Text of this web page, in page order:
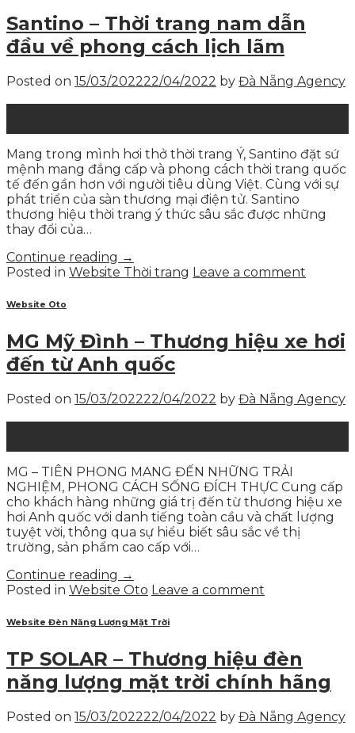
Santino – Thời trang nam dẫn
đầu về phong cách lịch lãm
Posted on 15/03/202222/04/2022 by Đà Nẵng Agency
Mang trong mình hơi thở thời trang Ý, Santino đặt sứ
mệnh mang đẳng cấp và phong cách thời trang quốc
tế đến gần hơn với người tiêu dùng Việt. Cùng với sự
phát triển của sàn thương mại điện tử. Santino
thương hiệu thời trang ý thức sâu sắc được những
thay đổi của…
Continue reading →
Posted in Website Thời trang Leave a comment
Website Oto
MG Mỹ Đình – Thương hiệu xe hơi
đến từ Anh quốc
Posted on 15/03/202222/04/2022 by Đà Nẵng Agency
MG – TIÊN PHONG MANG ĐẾN NHỮNG TRẢI
NGHIỆM, PHONG CÁCH SỐNG ĐÍCH THỰC Cung cấp
cho khách hàng những giá trị đến từ thương hiệu xe
hơi Anh quốc với danh tiếng toàn cầu và chất lượng
tuyệt vời, thông qua sự hiểu biết sâu sắc về thị
trường, sản phẩm cao cấp với…
Continue reading →
Posted in Website Oto Leave a comment
Website Đèn Năng Lượng Mặt Trời
TP SOLAR – Thương hiệu đèn
năng lượng mặt trời chính hãng
Posted on 15/03/202222/04/2022 by Đà Nẵng Agency